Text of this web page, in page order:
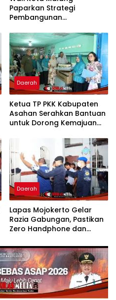
Paparkan Strategi
Pembangunan
Nasional CNN Indonesia
Daerah
Ketua TP PKK Kabupaten
Asahan Serahkan Bantuan
untuk Dorong Kemajuan
Sentang
Daerah
Lapas Mojokerto Gelar
Razia Gabungan, Pastikan
Zero Handphone dan